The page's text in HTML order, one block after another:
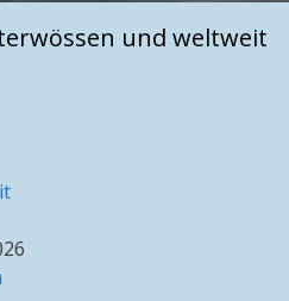
und weltweit